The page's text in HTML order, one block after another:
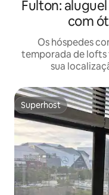
Fulton:
com
Os hóspedes
temporada de lofts
sua
Superhost
Superhost